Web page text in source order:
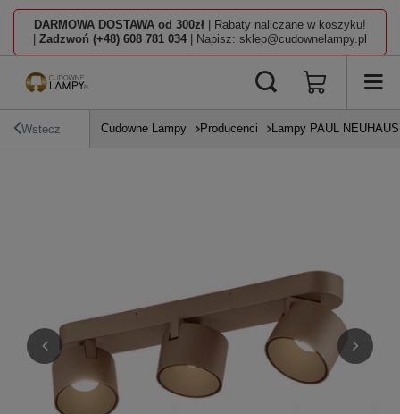
DARMOWA DOSTAWA od 300zł | Rabaty naliczane w koszyku!
Zadzwoń (+48) 608 781 034 | Napisz: sklep@cudownelampy.pl
Wstecz Cudowne Lampy Producenci Lampy PAUL NEUHAUS